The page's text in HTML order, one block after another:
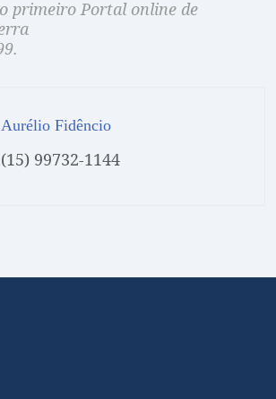
primeiro Portal online de
Aurélio Fidêncio
(15) 99732-1144